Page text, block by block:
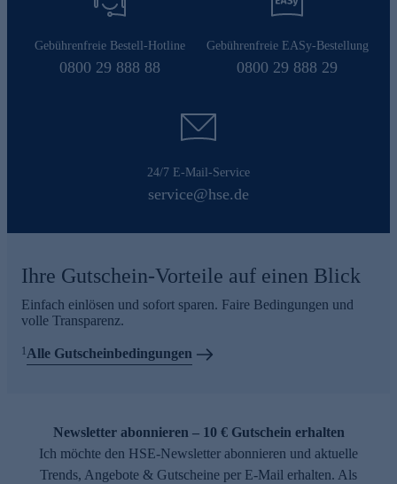
Gebührenfreie Bestell-Hotline
0800 29 888 88
Gebührenfreie EASy-Bestellung
0800 29 888 29
24/7 E-Mail-Service
service@hse.de
Ihre Gutschein-Vorteile auf einen Blick
Einfach einlösen und sofort sparen. Faire Bedingungen und
volle Transparenz.
1 Alle Gutscheinbedingungen
Newsletter abonnieren – 10 € Gutschein erhalten
Ich möchte den HSE-Newsletter abonnieren und aktuelle
Trends, Angebote & Gutscheine per E-Mail erhalten. Als